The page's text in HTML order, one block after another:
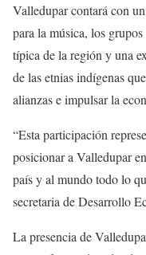
Valledupar contará con
para la música, los
típica de la región y una
de las etnias indígenas
alianzas e impulsar la
“Esta participación
posicionar a Valledupar
país y al mundo todo lo
secretaria de Desarrollo
La presencia de